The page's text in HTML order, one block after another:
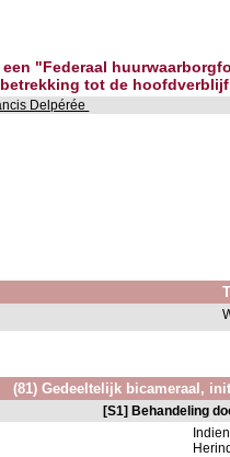
"Federaal
tot de
Delpérée
(81) Gedeeltelijk bicameraal,
[S1] Behandeling